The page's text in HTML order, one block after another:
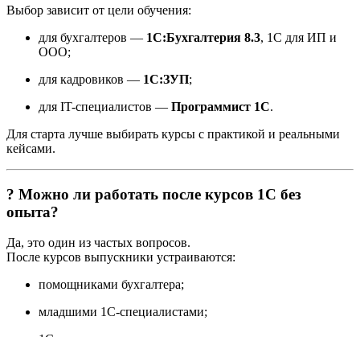
Выбор зависит от цели обучения:
для бухгалтеров — 1С:Бухгалтерия 8.3, 1С для ИП и
ООО;
для кадровиков — 1С:ЗУП;
для IT-специалистов — Программист 1С.
Для старта лучше выбирать курсы с практикой и реальными
кейсами.
? Можно ли работать после курсов 1С без
опыта?
Да, это один из частых вопросов.
После курсов выпускники устраиваются:
помощниками бухгалтера;
младшими 1С-специалистами;